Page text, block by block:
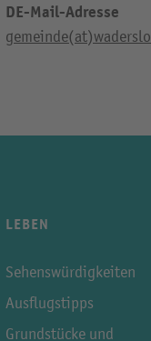
DE-Mail-Adresse
LEBEN
Sehenswürdigkeiten
Ausflugstipps
Grundstücke und